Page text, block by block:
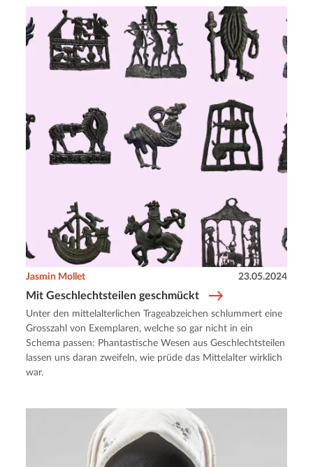
Mit Geschlechtsteilen geschmückt
Jasmin Mollet 23.05.2024
Unter den mittelalterlichen Trageabzeichen schlummert eine
Grosszahl von Exemplaren, welche so gar nicht in ein
Schema passen: Phantastische Wesen aus Geschlechtsteilen
lassen uns daran zweifeln, wie prüde das Mittelalter wirklich
war.